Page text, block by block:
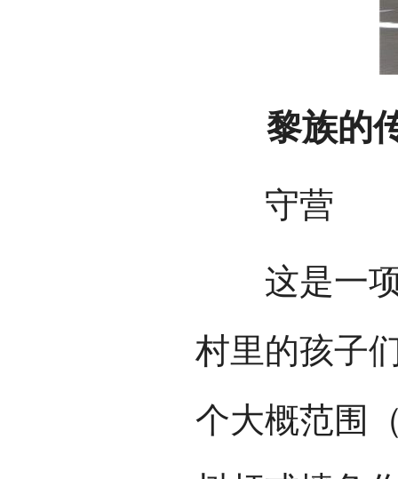
黎族的传
守营
这是一项
村里的孩子
个大概范围